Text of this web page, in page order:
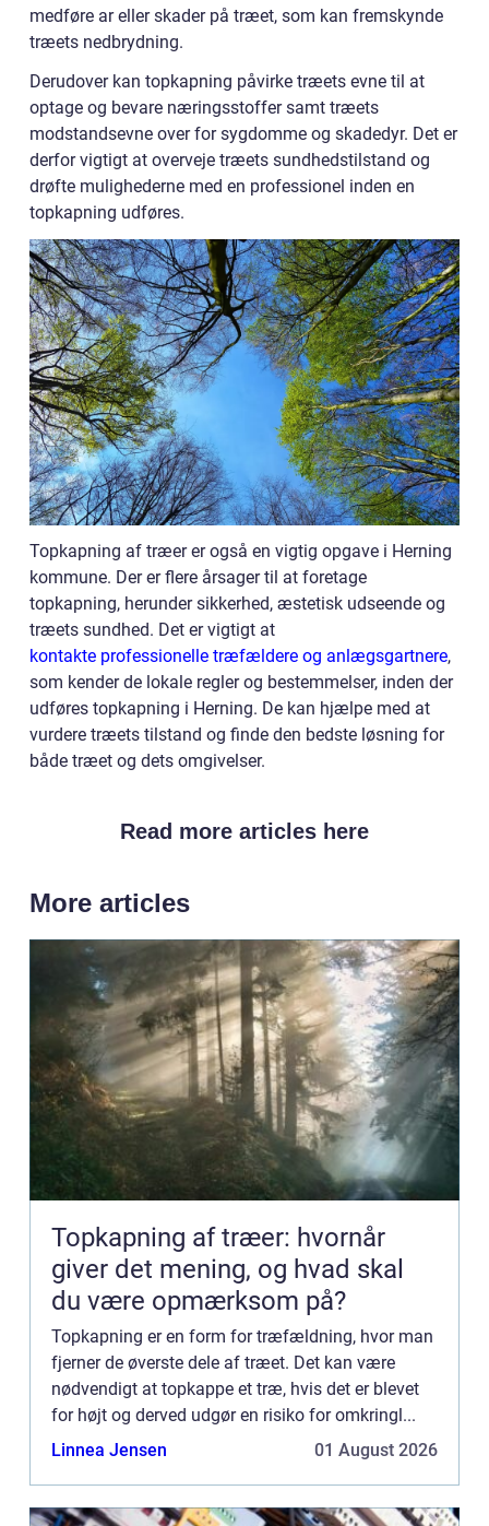
medføre ar eller skader på træet, som kan fremskynde
træets nedbrydning.
Derudover kan topkapning påvirke træets evne til at
optage og bevare næringsstoffer samt træets
modstandsevne over for sygdomme og skadedyr. Det er
derfor vigtigt at overveje træets sundhedstilstand og
drøfte mulighederne med en professionel inden en
topkapning udføres.
Topkapning af træer er også en vigtig opgave i Herning
kommune. Der er flere årsager til at foretage
topkapning, herunder sikkerhed, æstetisk udseende og
træets sundhed. Det er vigtigt at
kontakte professionelle træfældere og anlægsgartnere,
som kender de lokale regler og bestemmelser, inden der
udføres topkapning i Herning. De kan hjælpe med at
vurdere træets tilstand og finde den bedste løsning for
både træet og dets omgivelser.
Read more articles here
More articles
Topkapning af træer: hvornår
giver det mening, og hvad skal
du være opmærksom på?
Topkapning er en form for træfældning, hvor man
fjerner de øverste dele af træet. Det kan være
nødvendigt at topkappe et træ, hvis det er blevet
for højt og derved udgør en risiko for omkringl...
Linnea Jensen
01 August 2026